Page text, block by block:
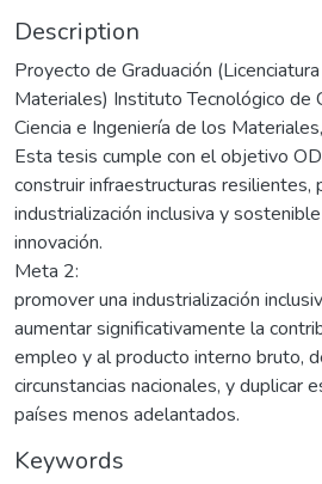
Description
Proyecto de Graduación
Materiales) Instituto Tecnológico de
Ciencia e Ingeniería de los
Esta tesis cumple con el objetivo
construir infraestructuras resilientes,
industrialización inclusiva y
innovación.
Meta 2:
promover una industrialización
aumentar significativamente la
empleo y al producto interno bruto,
circunstancias nacionales, y duplicar
países menos adelantados.
Keywords